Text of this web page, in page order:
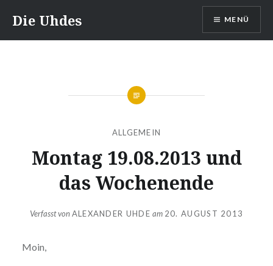
Inhalt
springen
Die Uhdes MENÜ
ALLGEMEIN
Montag 19.08.2013 und
das Wochenende
Verfasst vonALEXANDER UHDE am 20. AUGUST 2013
Moin,